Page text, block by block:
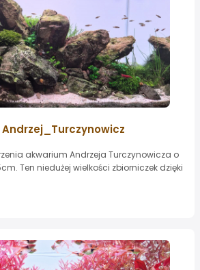
akwarium Andrzeja Turczynowicza o
Ten niedużej wielkości zbiorniczek dzięki